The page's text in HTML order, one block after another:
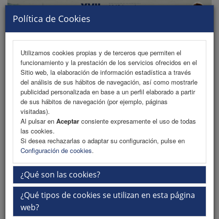
Política de Cookies
Utilizamos cookies propias y de terceros que permiten el
funcionamiento y la prestación de los servicios ofrecidos en el
Sitio web, la elaboración de información estadística a través
del análisis de sus hábitos de navegación, así como mostrarle
publicidad personalizada en base a un perfil elaborado a partir
de sus hábitos de navegación (por ejemplo, páginas
visitadas).
Al pulsar en Aceptar consiente expresamente el uso de todas
las cookies.
Si desea rechazarlas o adaptar su configuración, pulse en
Configuración de cookies.
¿Qué son las cookies?
¿Qué tipos de cookies se utilizan en esta página
web?
MENU
Programa
Programa PDF
Cronograma
Ponentes
Plantillas
Talleres